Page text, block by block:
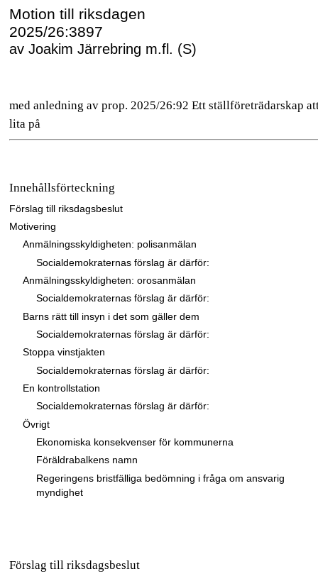
Motion till riksdagen
2025/26:3897
av Joakim Järrebring m.fl. (S)
med anledning av prop. 2025/26:92 Ett ställföreträdarskap
lita på
Innehållsförteckning
Förslag till riksdagsbeslut
Motivering
Anmälningsskyldigheten: polisanmälan
Socialdemokraternas förslag är därför:
Anmälningsskyldigheten: orosanmälan
Socialdemokraternas förslag är därför:
Barns rätt till insyn i det som gäller dem
Socialdemokraternas förslag är därför:
Stoppa vinstjakten
Socialdemokraternas förslag är därför:
En kontrollstation
Socialdemokraternas förslag är därför:
Övrigt
Ekonomiska konsekvenser för kommunerna
Föräldrabalkens namn
Regeringens bristfälliga bedömning i fråga om ansvarig
myndighet
Förslag till riksdagsbeslut